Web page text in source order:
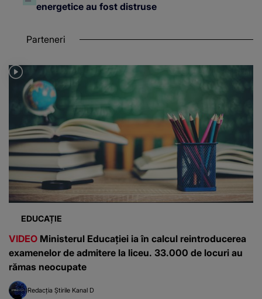
energetice au fost distruse
Parteneri
EDUCAȚIE
VIDEO Ministerul Educației ia în calcul reintroducerea
examenelor de admitere la liceu. 33.000 de locuri au
rămas neocupate
Redacția Știrile Kanal D